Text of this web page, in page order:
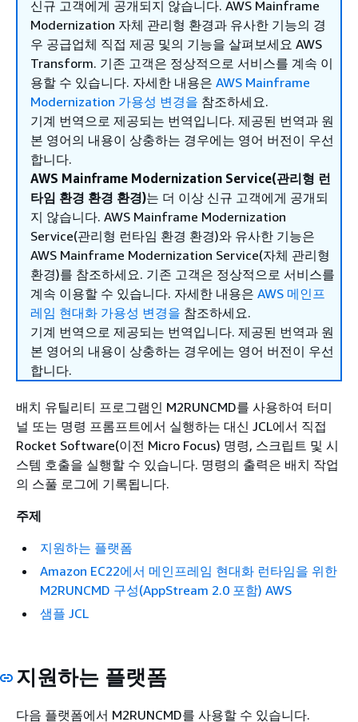
신규 고객에게 공개되지 않습니다. AWS Mainframe
Modernization 자체 관리형 환경과 유사한 기능의 경
우 공급업체 직접 제공 및의 기능을 살펴보세요 AWS
Transform. 기존 고객은 정상적으로 서비스를 계속 이
용할 수 있습니다. 자세한 내용은 AWS Mainframe
Modernization 가용성 변경을 참조하세요.
기계 번역으로 제공되는 번역입니다. 제공된 번역과 원
본 영어의 내용이 상충하는 경우에는 영어 버전이 우선
합니다.
AWS Mainframe Modernization Service(관리형 런
타임 환경 환경 환경)는 더 이상 신규 고객에게 공개되
지 않습니다. AWS Mainframe Modernization
Service(관리형 런타임 환경 환경)와 유사한 기능은
AWS Mainframe Modernization Service(자체 관리형
환경)를 참조하세요. 기존 고객은 정상적으로 서비스를
계속 이용할 수 있습니다. 자세한 내용은 AWS 메인프
레임 현대화 가용성 변경을 참조하세요.
기계 번역으로 제공되는 번역입니다. 제공된 번역과 원
본 영어의 내용이 상충하는 경우에는 영어 버전이 우선
합니다.
배치 유틸리티 프로그램인 M2RUNCMD를 사용하여 터미
널 또는 명령 프롬프트에서 실행하는 대신 JCL에서 직접
Rocket Software(이전 Micro Focus) 명령, 스크립트 및 시
스템 호출을 실행할 수 있습니다. 명령의 출력은 배치 작업
의 스풀 로그에 기록됩니다.
주제
지원하는 플랫폼
Amazon EC22에서 메인프레임 현대화 런타임을 위한
M2RUNCMD 구성(AppStream 2.0 포함) AWS
샘플 JCL
지원하는 플랫폼
다음 플랫폼에서 M2RUNCMD를 사용할 수 있습니다.